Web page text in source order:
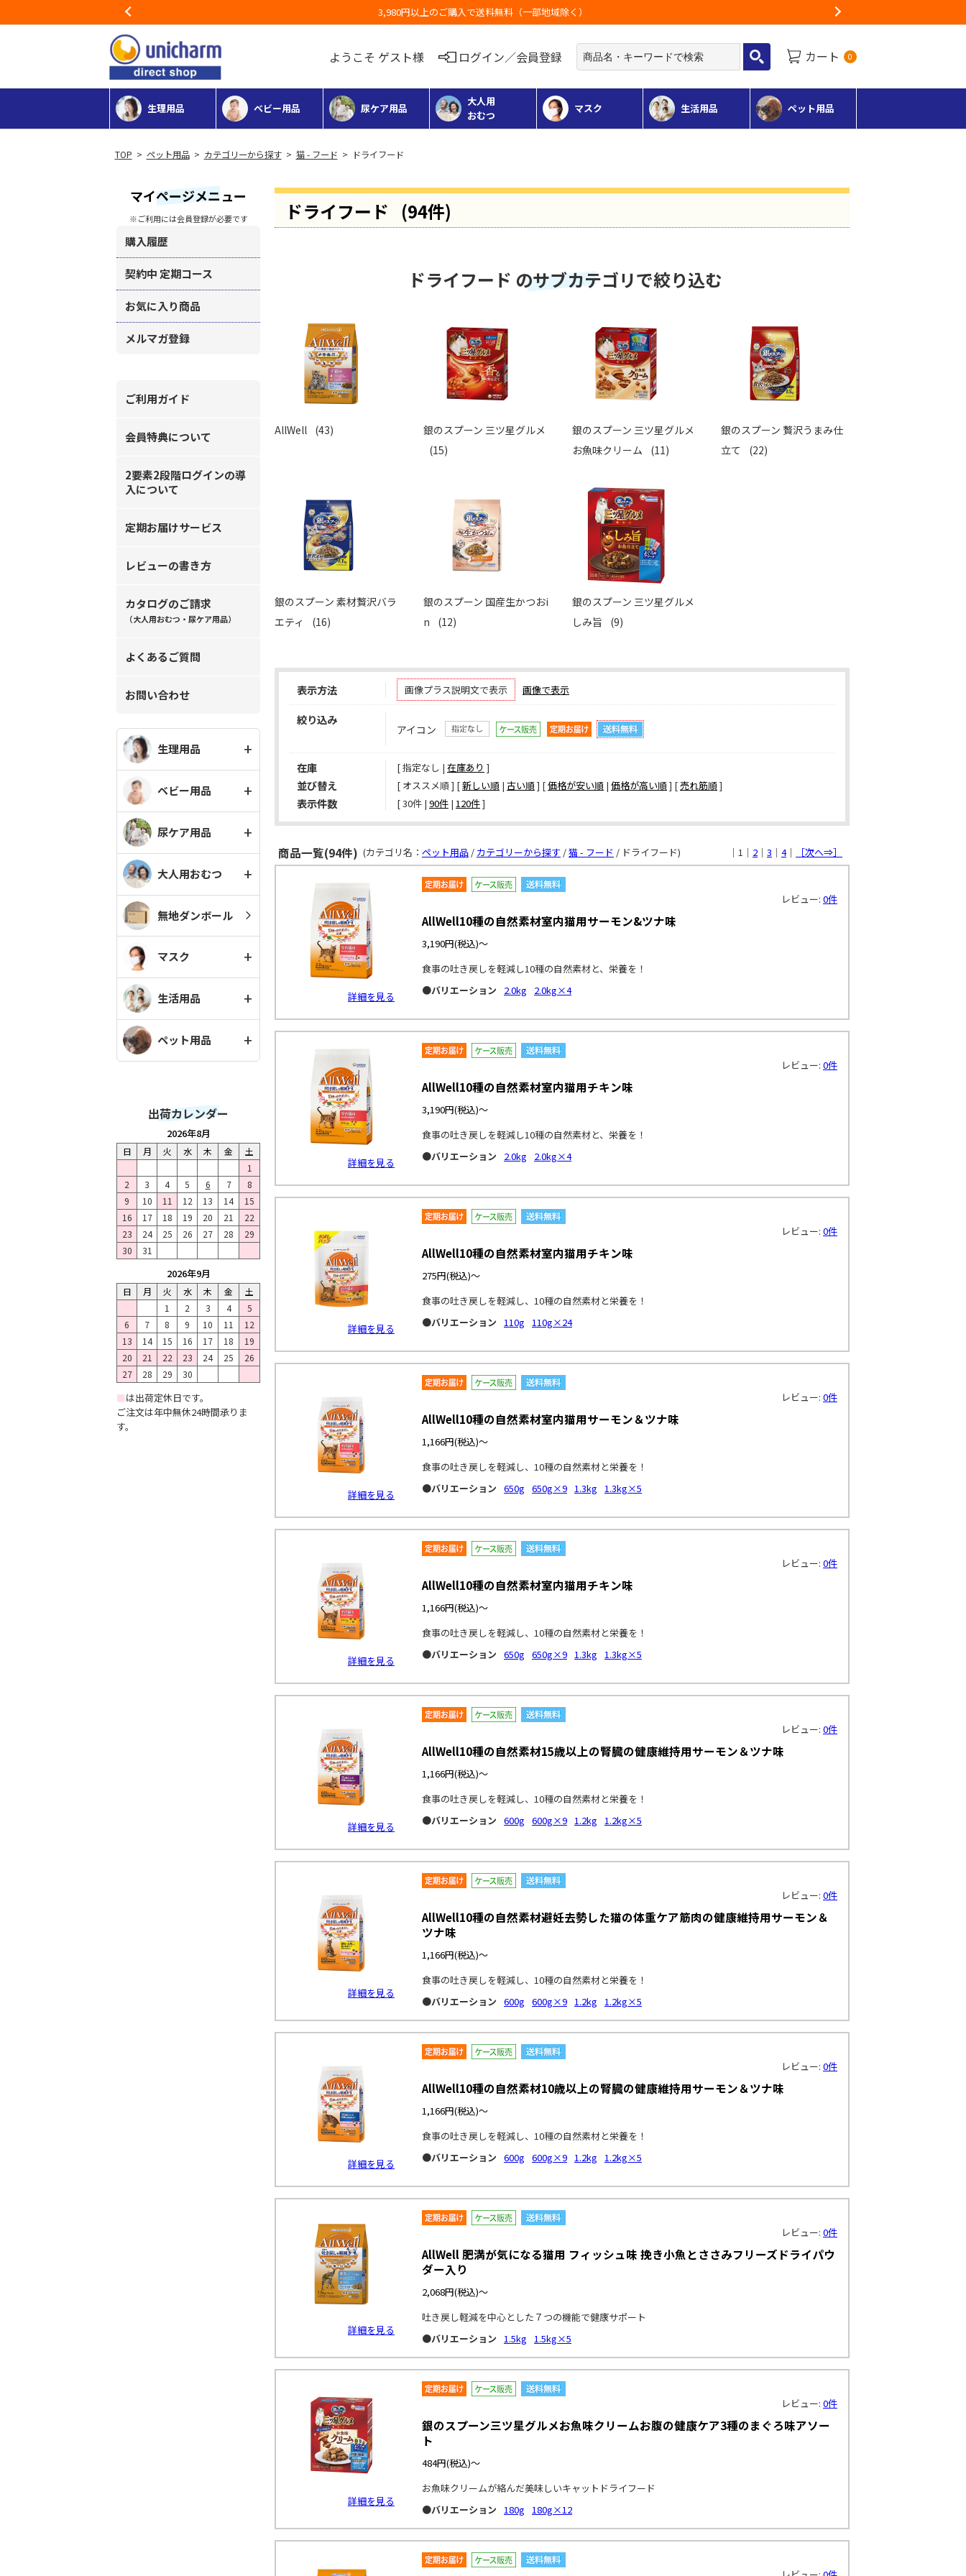
お荷物のお届けに遅れが出ている地域がございます
ようこそ ゲスト様 ログイン／会員登録 カート 0
生理用品 ベビー用品 尿ケア用品
大人用
おむつ
マスク 生活用品 ペット用品
> ペット用品> カテゴリーから探す> 猫 - フード > ドライフード
マイページメニュー
※ご利用には会員登録が必要です
購入履歴
契約中 定期コース
お気に入り商品
メルマガ登録
ご利用ガイド
会員特典について
2要素2段階ログインの導
入について
定期お届けサービス
レビューの書き方
カタログのご請求
（大人用おむつ・尿ケア用品）
よくあるご質問
お問い合わせ
生理用品
ベビー用品
尿ケア用品
大人用おむつ
無地ダンボール
マスク
生活用品
ペット用品
出荷カレンダー
2026年8月
日 月 火 水 木 金
土
1
2
3 4 5 6 7
8
9
10 11 12 13 14
15
16
17 18 19 20 21
22
23
24 25 26 27 28
29
30
31
2026年9月
日 月 火 水 木 金
土
1
2 3 4
5
6
7 8 9 10 11
12
13
14 15 16 17 18
19
20
21 22 23 24 25
26
27
28 29 30
■は出荷定休日です。
ご注文は年中無休24時間承りま
す。
ドライフード (94件)
ドライフード のサブカテゴリで絞り込む
AllWell (43)
銀のスプーン 三ツ星グルメ
(15)
銀のスプーン 三ツ星グルメ
お魚味クリーム
(11)
銀のスプーン 贅沢うまみ仕
立て
(22)
銀のスプーン 素材贅沢バラ
エティ
(16)
銀のスプーン 国産生かつおi
n
(12)
銀のスプーン 三ツ星グルメ
しみ旨
(9)
表示方法 画像プラス説明文で表示 画像で表示
絞り込み
アイコン
在庫 [ 指定なし | 在庫あり ]
並び替え [ オススメ順 ] [新しい順 | 古い順] [価格が安い順 | 価格が高い順] [売れ筋順]
表示件数 [ 30件 | 90件 | 120件 ]
商品一覧(94件) ｜1｜ 2 ｜ 3 ｜ 4｜ ［次へ⇒］
(カテゴリ名： ペット用品 / カテゴリーから探す /猫 - フード / ドライフード)
詳細を見る
レビュー: 0件
AllWell10種の自然素材室内猫用サーモン&ツナ味
3,190円(税込)～
食事の吐き戻しを軽減し10種の自然素材と、栄養を！
●バリエーション
2.0kg 2.0kg×4
詳細を見る
レビュー: 0件
AllWell10種の自然素材室内猫用チキン味
3,190円(税込)～
食事の吐き戻しを軽減し10種の自然素材と、栄養を！
●バリエーション
2.0kg 2.0kg×4
詳細を見る
レビュー: 0件
AllWell10種の自然素材室内猫用チキン味
275円(税込)～
食事の吐き戻しを軽減し、10種の自然素材と栄養を！
●バリエーション 110g 110g×24
詳細を見る
レビュー: 0件
AllWell10種の自然素材室内猫用サーモン＆ツナ味
1,166円(税込)～
食事の吐き戻しを軽減し、10種の自然素材と栄養を！
●バリエーション 650g 650g×9 1.3kg 1.3kg×5
詳細を見る
レビュー: 0件
AllWell10種の自然素材室内猫用チキン味
1,166円(税込)～
食事の吐き戻しを軽減し、10種の自然素材と栄養を！
●バリエーション 650g 650g×9 1.3kg 1.3kg×5
詳細を見る
レビュー: 0件
AllWell10種の自然素材15歳以上の腎臓の健康維持用サーモン＆ツナ味
1,166円(税込)～
食事の吐き戻しを軽減し、10種の自然素材と栄養を！
●バリエーション 600g 600g×9 1.2kg 1.2kg×5
詳細を見る
レビュー: 0件
AllWell10種の自然素材避妊去勢した猫の体重ケア筋肉の健康維持用サーモン＆
ツナ味
1,166円(税込)～
食事の吐き戻しを軽減し、10種の自然素材と栄養を！
●バリエーション 600g 600g×9 1.2kg 1.2kg×5
詳細を見る
レビュー: 0件
AllWell10種の自然素材10歳以上の腎臓の健康維持用サーモン＆ツナ味
1,166円(税込)～
食事の吐き戻しを軽減し、10種の自然素材と栄養を！
●バリエーション 600g 600g×9 1.2kg 1.2kg×5
詳細を見る
レビュー: 0件
AllWell 肥満が気になる猫用 フィッシュ味 挽き小魚とささみフリーズドライパウ
ダー入り
2,068円(税込)～
吐き戻し軽減を中心とした７つの機能で健康サポート
●バリエーション 1.5kg 1.5kg×5
詳細を見る
レビュー: 0件
銀のスプーン三ツ星グルメお魚味クリームお腹の健康ケア3種のまぐろ味アソー
ト
484円(税込)～
お魚味クリームが絡んだ美味しいキャットドライフード
●バリエーション 180g 180g×12